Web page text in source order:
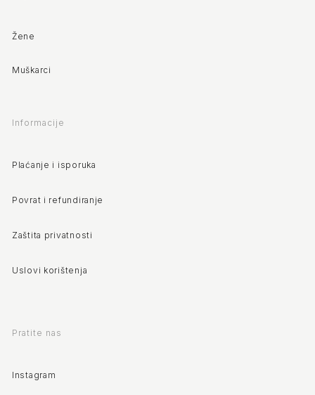
Žene
Muškarci
Informacije
Plaćanje i isporuka
Povrat i refundiranje
Zaštita privatnosti
Uslovi korištenja
Pratite nas
Instagram